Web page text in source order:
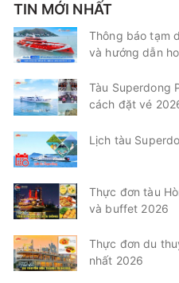
TIN MỚI NHẤT
Thông báo tạm
và hướng dẫn
Tàu Superdong
cách đặt vé
Lịch tàu
Thực đơn tàu
và buffet 2026
Thực đơn du
nhất 2026